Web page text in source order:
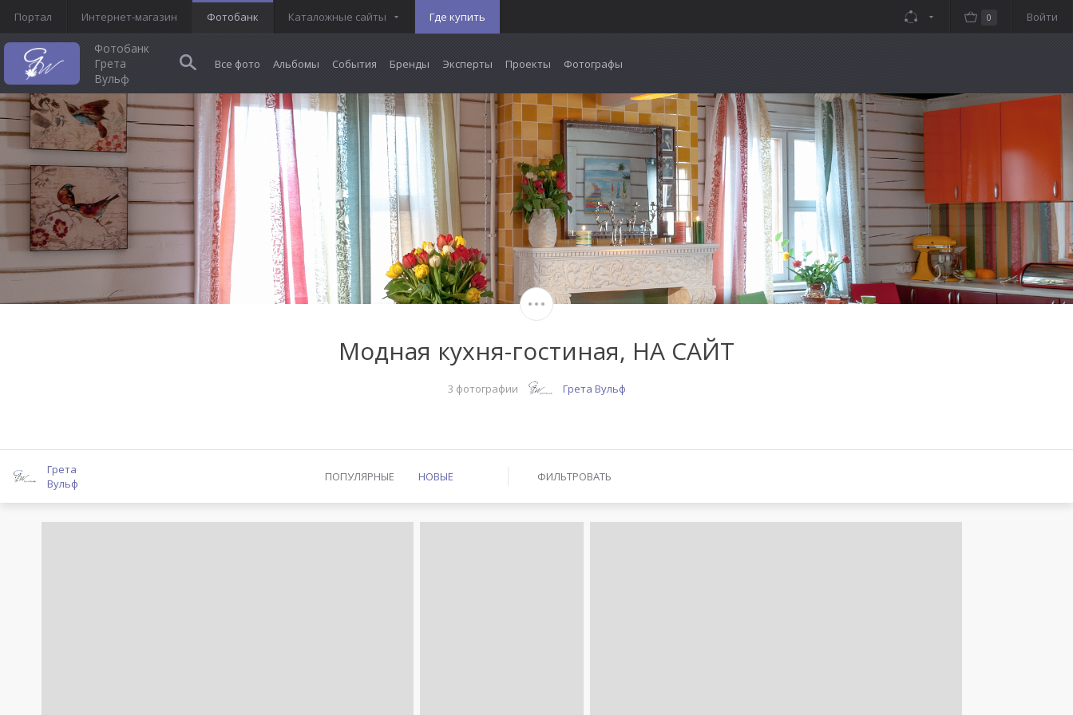
Портал Интернет-магазин Фотобанк Каталожные сайты Где купить Войти
0
Фотобанк
Грета
Вульф
Все фото Альбомы События Бренды Эксперты Проекты Фотографы
Модная кухня-гостиная, НА САЙТ
3 фотографии Грета Вульф
Грета
Вульф
ПОПУЛЯРНЫЕ НОВЫЕ ФИЛЬТРОВАТЬ